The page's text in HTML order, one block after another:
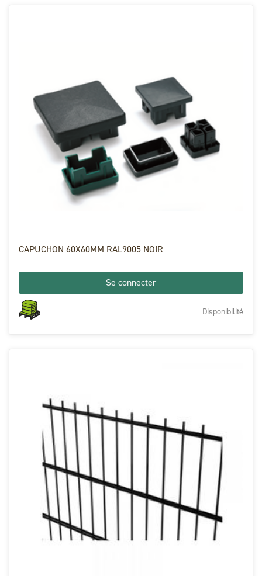
CAPUCHON 60X60MM RAL9005 NOIR
Se connecter
Disponibilité